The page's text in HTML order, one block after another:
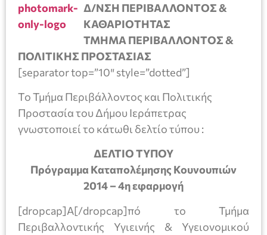
Δ/ΝΣΗ ΠΕΡΙΒΑΛΛΟΝΤΟΣ &
ΚΑΘΑΡΙΟΤΗΤΑΣ
ΤΜΗΜΑ ΠΕΡΙΒΑΛΛΟΝΤΟΣ &
ΠΟΛΙΤΙΚΗΣ ΠΡΟΣΤΑΣΙΑΣ
[separator top=”10″ style=”dotted”]
To Τμήμα Περιβάλλοντος και Πολιτικής
Προστασία του Δήμου Ιεράπετρας
γνωστοποιεί το κάτωθι δελτίο τύπου :
ΔΕΛΤΙΟ ΤΥΠΟΥ
Πρόγραμμα Καταπολέμησης Κουνουπιών
2014 – 4η εφαρμογή
[dropcap]Α[/dropcap]πό το Τμήμα
Περιβαλλοντικής Υγιεινής & Υγειονομικού